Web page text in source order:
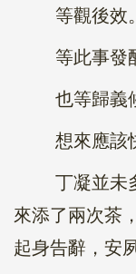
等觀後效。
等此事發
也等歸義候
想來應該
丁凝並未多
來添了兩次茶
起身告辭，安